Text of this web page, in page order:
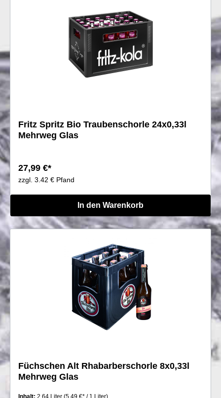
Fritz Spritz Bio Traubenschorle 24x0,33l
Mehrweg Glas
27,99 €*
zzgl. 3.42 € Pfand
In den Warenkorb
Füchschen Alt Rhabarberschorle 8x0,33l
Mehrweg Glas
Inhalt: 2.64 Liter (5,49 €* / 1 Liter)